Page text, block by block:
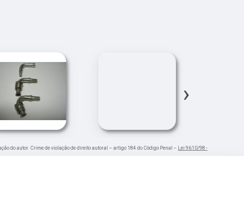
›
do autor. Crime de violação de direito autoral – artigo 184 do Código Penal – Lei 9610/98 -